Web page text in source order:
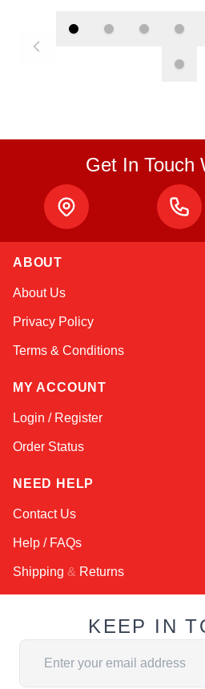
Get In Touch
ABOUT
About Us
Privacy Policy
Terms & Conditions
MY ACCOUNT
Login / Register
Order Status
NEED HELP
Contact Us
Help / FAQs
Shipping & Returns
KEEP IN
Email Address